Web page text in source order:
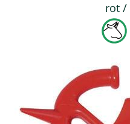
rot /